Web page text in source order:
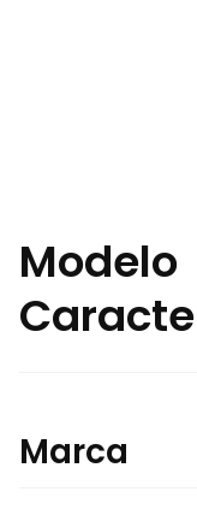
Marca